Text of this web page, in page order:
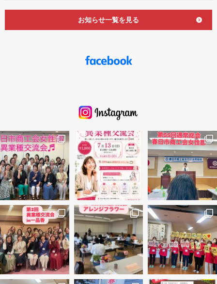
お知らせ一覧を見る